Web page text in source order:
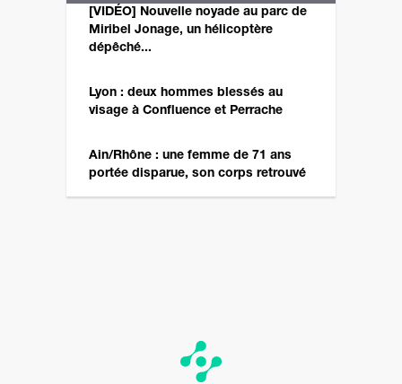
[VIDÉO] Nouvelle noyade au parc de
Miribel Jonage, un hélicoptère
dépêché...
Lyon : deux hommes blessés au
visage à Confluence et Perrache
Ain/Rhône : une femme de 71 ans
portée disparue, son corps retrouvé